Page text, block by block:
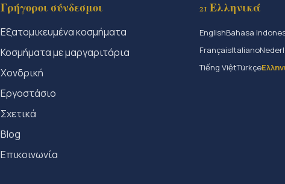
Γρήγοροι σύνδεσμοι
Εξατομικευμένα κοσμήματα
Κοσμήματα με μαργαριτάρια
Χονδρική
Εργοστάσιο
Σχετικά
Blog
Επικοινωνία
21 Ελληνικά
EnglishBahasa
FrançaisItaliano
Tiếng ViệtTürkçe